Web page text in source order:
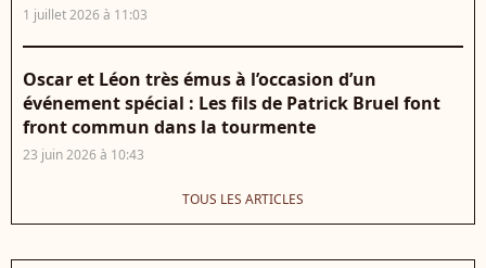
1 juillet 2026 à 11:03
Oscar et Léon très émus à l’occasion d’un
événement spécial : Les fils de Patrick Bruel font
front commun dans la tourmente
23 juin 2026 à 10:43
TOUS LES ARTICLES